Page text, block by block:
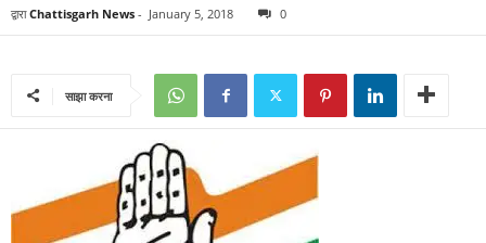
द्वारा Chattisgarh News - January 5, 2018 0
साझा करना